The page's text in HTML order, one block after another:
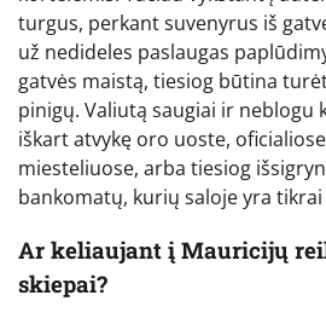
turgus, perkant suvenyrus iš
už nedideles paslaugas
gatvės maistą, tiesiog būtina
pinigų. Valiutą saugiai ir neblogu
iškart atvykę oro uoste,
miesteliuose, arba tiesiog
bankomatų, kurių saloje yra
Ar keliaujant į Mauricijų
skiepai?